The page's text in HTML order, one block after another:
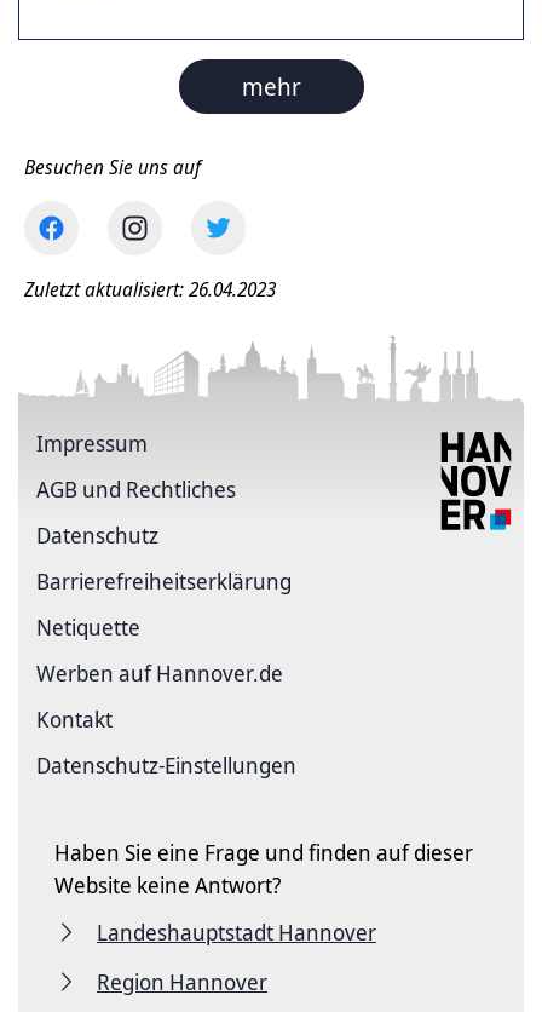
mehr
Besuchen Sie uns auf
Zuletzt aktualisiert: 26.04.2023
Impressum
AGB und Rechtliches
Datenschutz
Barriere­freiheits­erklärung
Netiquette
Werben auf Hannover.de
Kontakt
Datenschutz-Einstellungen
Haben Sie eine Frage und finden auf dieser
Website keine Antwort?
Landeshauptstadt Hannover
Region Hannover